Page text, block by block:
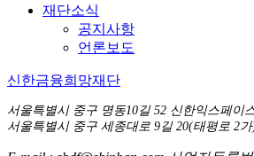
재단소식
공지사항
언론보도
신한금융희망재단
서울특별시 중구 명동10길 52 신한익스페이
서울특별시 중구 세종대로 9길 20(태평로 2